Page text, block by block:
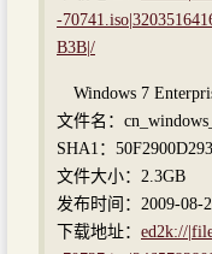
-
B3B|/
Windows 7
文件名：
SHA1：
文件大小：2.3GB
发布时间：2009-08-
下载地址： ed2k://